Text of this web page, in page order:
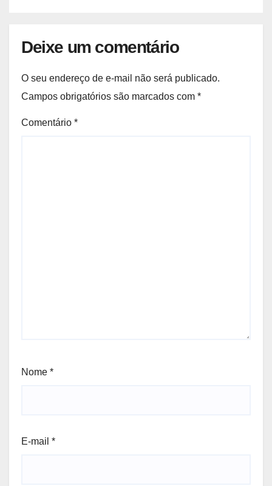
Deixe um comentário
O seu endereço de e-mail não será publicado.
Campos obrigatórios são marcados com *
Comentário *
Nome *
E-mail *